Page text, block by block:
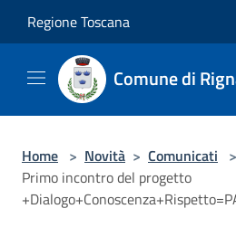
Regione Toscana
Comune di
Home > Novità > Comunicati >
Primo incontro del progetto